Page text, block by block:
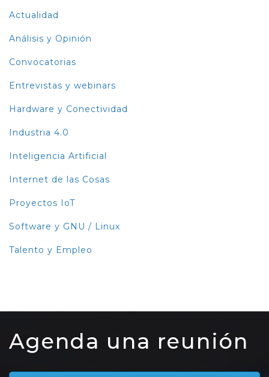
Actualidad
Análisis y Opinión
Convocatorias
Entrevistas y webinars
Hardware y Conectividad
Industria 4.0
Inteligencia Artificial
Internet de las Cosas
Proyectos IoT
Software y GNU / Linux
Talento y Empleo
Agenda una reunión